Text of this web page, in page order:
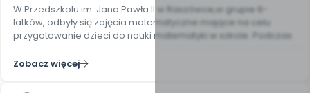
W Przedszkolu im. Jana Pawła II w Raszówce,w grupie 6-
latków, odbyły się zajęcia matematyczne mające na celu
przygotowanie dzieci do nauki matematyki w szkole. Podczas
Zobacz więcej